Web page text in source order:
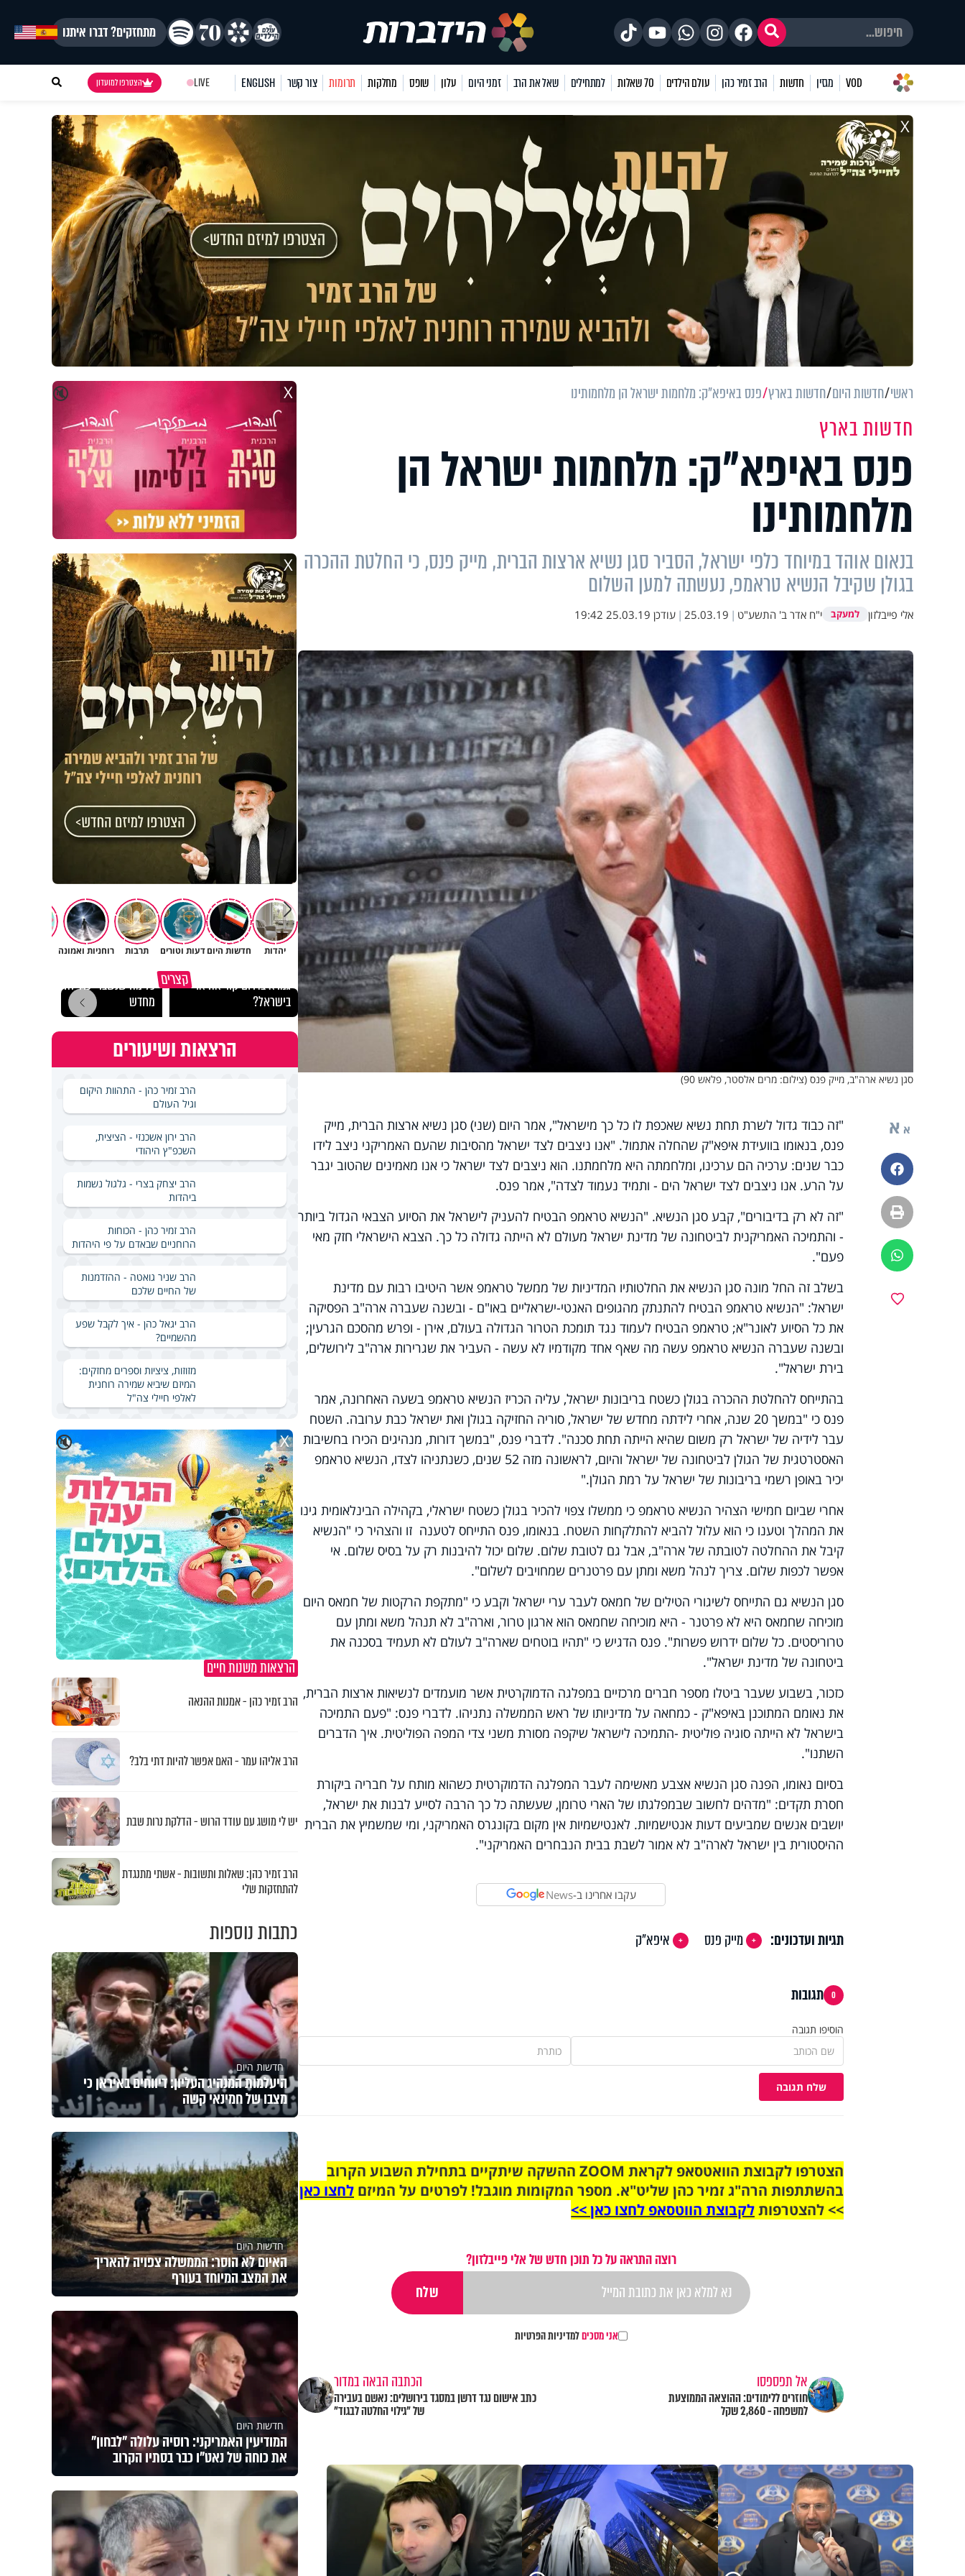
מתחזקים? דברו איתנו
VOD מגזין חדשות הרב זמיר כהן עולם הילדים 70 שאלות למתחילים שאל את הרב זמני היום עלון שופס מחלקות תרומות צור קשר ENGLISH
LIVE הצטרפו למועדון
X
ראשי חדשות היום חדשות בארץ פנס באיפא"ק: מלחמות ישראל הן מלחמותינו
חדשות בארץ
פנס באיפא"ק: מלחמות ישראל הן
מלחמותינו
בנאום אוהד במיוחד כלפי ישראל, הסביר סגן נשיא ארצות הברית, מייק פנס, כי החלטת ההכרה
בגולן שקיבל הנשיא טראמפ, נעשתה למען השלום
אלי פייבלזון למעקב י"ח אדר ב' התשע"ט |
25.03.19
| עודכן 25.03.19 19:42
סגן נשיא ארה"ב, מייק פנס (צילום: מרים אלסטר, פלאש 90)
א א
פייסבוק
הדפסה
ווטסאפ
"זה כבוד גדול לשרת תחת נשיא שאכפת לו כל כך מישראל", אמר היום (שני) סגן נשיא ארצות הברית, מייק
פנס, בנאומו בוועידת איפא"ק שהחלה אתמול. "אנו ניצבים לצד ישראל מהסיבות שהעם האמריקני ניצב לידו
כבר שנים: ערכיה הם ערכינו, ומלחמתה היא מלחמתנו. הוא ניצבים לצד ישראל כי אנו מאמינים שהטוב יגבר
על הרע. אנו ניצבים לצד ישראל הים - ותמיד נעמוד לצדה", אמר פנס.
"זה לא רק בדיבורים", קבע סגן הנשיא. "הנשיא טראמפ הבטיח להעניק לישראל את הסיוע הצבאי הגדול ביותר
- והתמיכה האמריקנית לביטחונה של מדינת ישראל מעולם לא הייתה גדולה כל כך. הצבא הישראלי חזק מאי
פעם".
בשלב זה החל מונה סגן הנשיא את החלטותיו המדיניות של ממשל טראמפ אשר היטיבו רבות עם מדינת
ישראל: "הנשיא טראמפ הבטיח להתנתק מהגופים האנטי-ישראליים באו"ם - ובשנה שעברה ארה"ב הפסיקה
את כל הסיוע לאונר"א; טראמפ הבטיח לעמוד נגד תומכת הטרור הגדולה בעולם, אירן - ופרש מהסכם הגרעין;
ובשנה שעברה הנשיא טראמפ עשה מה שאף אחד מקודמיו לא עשה - העביר את שגרירות ארה"ב לירושלים,
בירת ישראל".
בהתייחס להחלטת ההכרה בגולן כשטח בריבונות ישראל, עליה הכריז הנשיא טראמפ בשעה האחרונה, אמר
פנס כי "במשך 20 שנה, אחרי לידתה מחדש של ישראל, סוריה החזיקה בגולן ואת ישראל כבת ערובה. השטח
עבר לידיה של ישראל רק משום שהיא הייתה תחת סכנה". לדברי פנס, "במשך דורות, מנהיגים הכירו בחשיבות
האסטרטגית של הגולן לביטחונה של ישראל והיום, לראשונה מזה 52 שנים, כשנתניהו לצדו, הנשיא טראמפ
יכיר באופן רשמי בריבונות של ישראל על רמת הגולן".
אחרי שביום חמישי הצהיר הנשיא טראמפ כי ממשלו צפוי להכיר בגולן כשטח ישראלי, בקהילה הבינלאומית גינו
את המהלך וטענו כי הוא עלול להביא להתלקחות השטח. בנאומו, פנס התייחס לטענה זו והצהיר כי "הנשיא
קיבל את ההחלטה לטובתה של ארה"ב, אבל גם לטובת שלום. שלום יכול להיבנות רק על בסיס שלום. אי
אפשר לכפות שלום. צריך לנהל משא ומתן עם פרטנרים שמחויבים לשלום".
סגן הנשיא גם התייחס לשיגורי הטילים של חמאס לעבר ערי ישראל וקבע כי "מתקפת הרקטות של חמאס היום
מוכיחה שחמאס היא לא פרטנר - היא מוכיחה שחמאס הוא ארגון טרור, וארה"ב לא תנהל משא ומתן עם
טרוריסטים. כל שלום ידרוש פשרות". פנס הדגיש כי "תהיו בוטחים שארה"ב לעולם לא תעמיד בסכנה את
ביטחונה של מדינת ישראל".
כזכור, בשבוע שעבר ביטלו מספר חברים מרכזיים במפלגה הדמוקרטית אשר מועמדים לנשיאות ארצות הברית,
את נאומם המתוכנן באיפא"ק - כמחאה על מדיניותו של ראש הממשלה נתניהו. לדברי פנס: "פעם התמיכה
בישראל לא הייתה סוגיה פוליטית -התמיכה לישראל שיקפה מסורת משני צדי המפה הפוליטית. איך הדברים
השתנו".
בסיום נאומו, הפנה סגן הנשיא אצבע מאשימה לעבר המפלגה הדמוקרטית כשהוא מותח על חבריה ביקורת
חסרת תקדים: "מדהים לחשוב שבמפלגתו של הארי טרומן, שעשתה כל כך הרבה לסייע לבנות את ישראל,
יושבים אנשים שמביעים דעות אנטישמיות. לאנטישמיות אין מקום בקונגרס האמריקני, ומי שמשמיץ את הברית
ההיסטורית בין ישראל לארה"ב לא אמור לשבת בבית הנבחרים האמריקני"
.
עקבו אחרינו ב-News
תגיות ועדכונים: מייק פנס איפא"ק
0 תגובות
הוסיפו תגובה
שלח תגובה
הצטרפו לקבוצת הוואטסאפ לקראת ZOOM ההשקה שיתקיים בתחילת השבוע הקרוב
בהשתתפות הרה"ג זמיר כהן שליט"א. מספר המקומות מוגבל! לפרטים על המיזם לחצו כאן
>> להצטרפותלקבוצת הווטסאפ לחצו כאן >>
רוצה התראה על כל תוכן חדש של אלי פייבלזון?
אני מסכיםלמדיניות הפרטיות
אל תפספסו
חוזרים ללימודים: ההוצאה הממוצעת
למשפחה - 2,860 שקל
הכתבה הבאה במדור
כתב אישום נגד דרשן במסגד בירושלים: נאשם בעבירה
של "גילוי החלטה לבגוד"
🔇 X
X
יהדות חדשות היוםדעות וטורים תרבות רוחניות ואמונה
קצרים גמרא בדרום קוריאה או
בישראל?
כל מה שנשבר יכול להיבנות
מחדש
הרצאות ושיעורים
הרב זמיר כהן - התהוות היקום
וגיל העולם
הרב ירון אשכנזי - הציצית,
השכפ"ץ היהודי
הרב יצחק בצרי - גלגול נשמות
ביהדות
הרב זמיר כהן - הכוחות
הרוחניים שבאדם על פי היהדות
הרב שניר גואטה - ההזדמנות
של החיים שלכם
הרב יגאל כהן - איך לקבל שפע
מהשמיים?
מזוזות, ציציות וספרים מחזקים:
המיזם שיביא שמירה רוחנית
לאלפי חיילי צה"ל
🔇 X
הרצאות משנות חיים
הרב זמיר כהן - אמנות ההנאה
הרב אליהו עמר - האם אפשר להיות דתי בלב?
יש לי מושג עם עודד הרוש - הדלקת נרות שבת
הרב זמיר כהן: שאלות ותשובות - אשתי מתנגדת
להתחזקות שלי
כתבות נוספות
חדשות היום
היעלמות המנהיג העליון: דיווחים באיראן כי
מצבו של חמינאי קשה
חדשות היום
האיום לא הוסר: הממשלה צפויה להאריך
את המצב המיוחד בעורף
חדשות היום
המודיעין האמריקני: רוסיה עלולה "לבחון"
את כוחה של נאט"ו כבר בסתיו הקרוב